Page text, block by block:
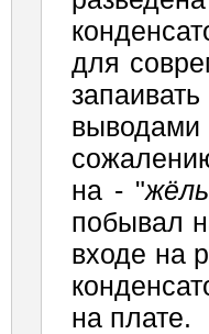
для
выводами
на - "
побывал
входе на
на плате.